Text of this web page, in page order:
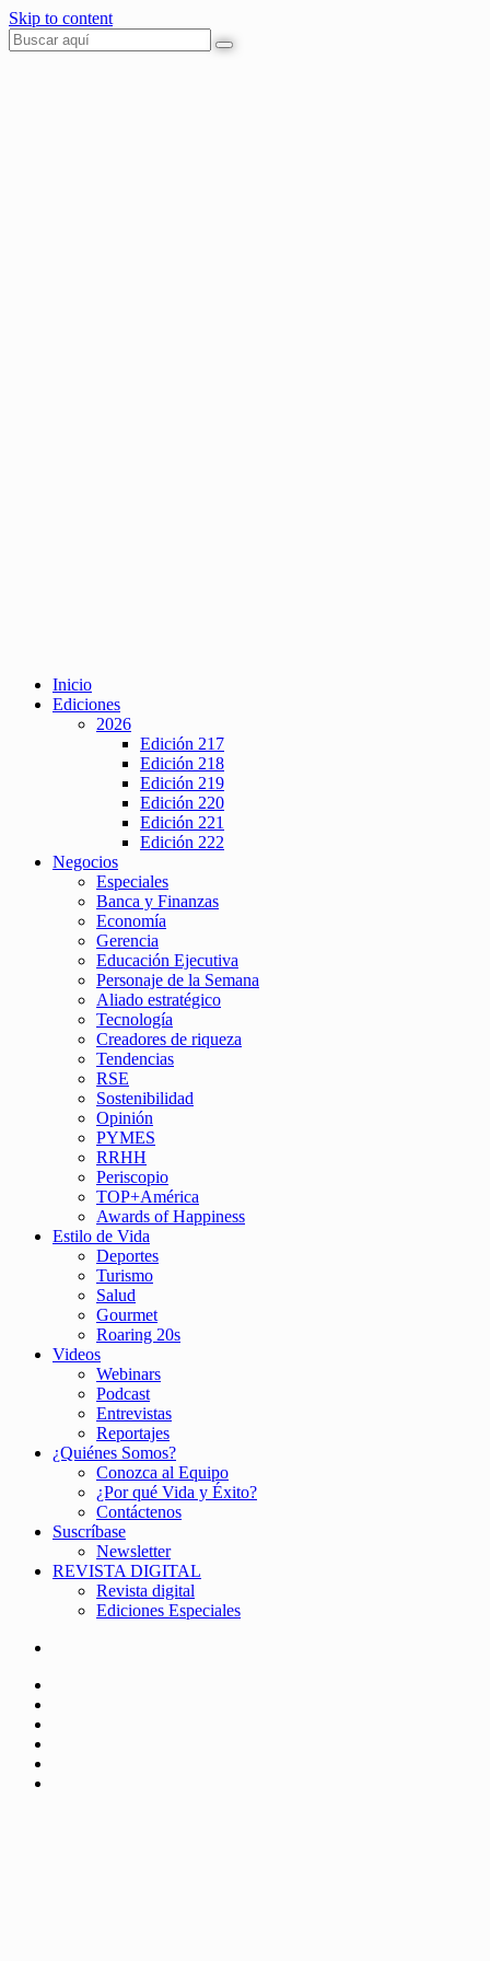
Skip to content
Inicio
Ediciones
2026
Edición 217
Edición 218
Edición 219
Edición 220
Edición 221
Edición 222
Negocios
Especiales
Banca y Finanzas
Economía
Gerencia
Educación Ejecutiva
Personaje de la Semana
Aliado estratégico
Tecnología
Creadores de riqueza
Tendencias
RSE
Sostenibilidad
Opinión
PYMES
RRHH
Periscopio
TOP+América
Awards of Happiness
Estilo de Vida
Deportes
Turismo
Salud
Gourmet
Roaring 20s
Videos
Webinars
Podcast
Entrevistas
Reportajes
¿Quiénes Somos?
Conozca al Equipo
¿Por qué Vida y Éxito?
Contáctenos
Suscríbase
Newsletter
REVISTA DIGITAL
Revista digital
Ediciones Especiales